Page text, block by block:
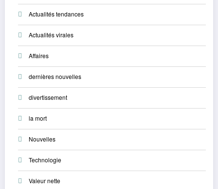
Actualités tendances
Actualités virales
Affaires
dernières nouvelles
divertissement
la mort
Nouvelles
Technologie
Valeur nette